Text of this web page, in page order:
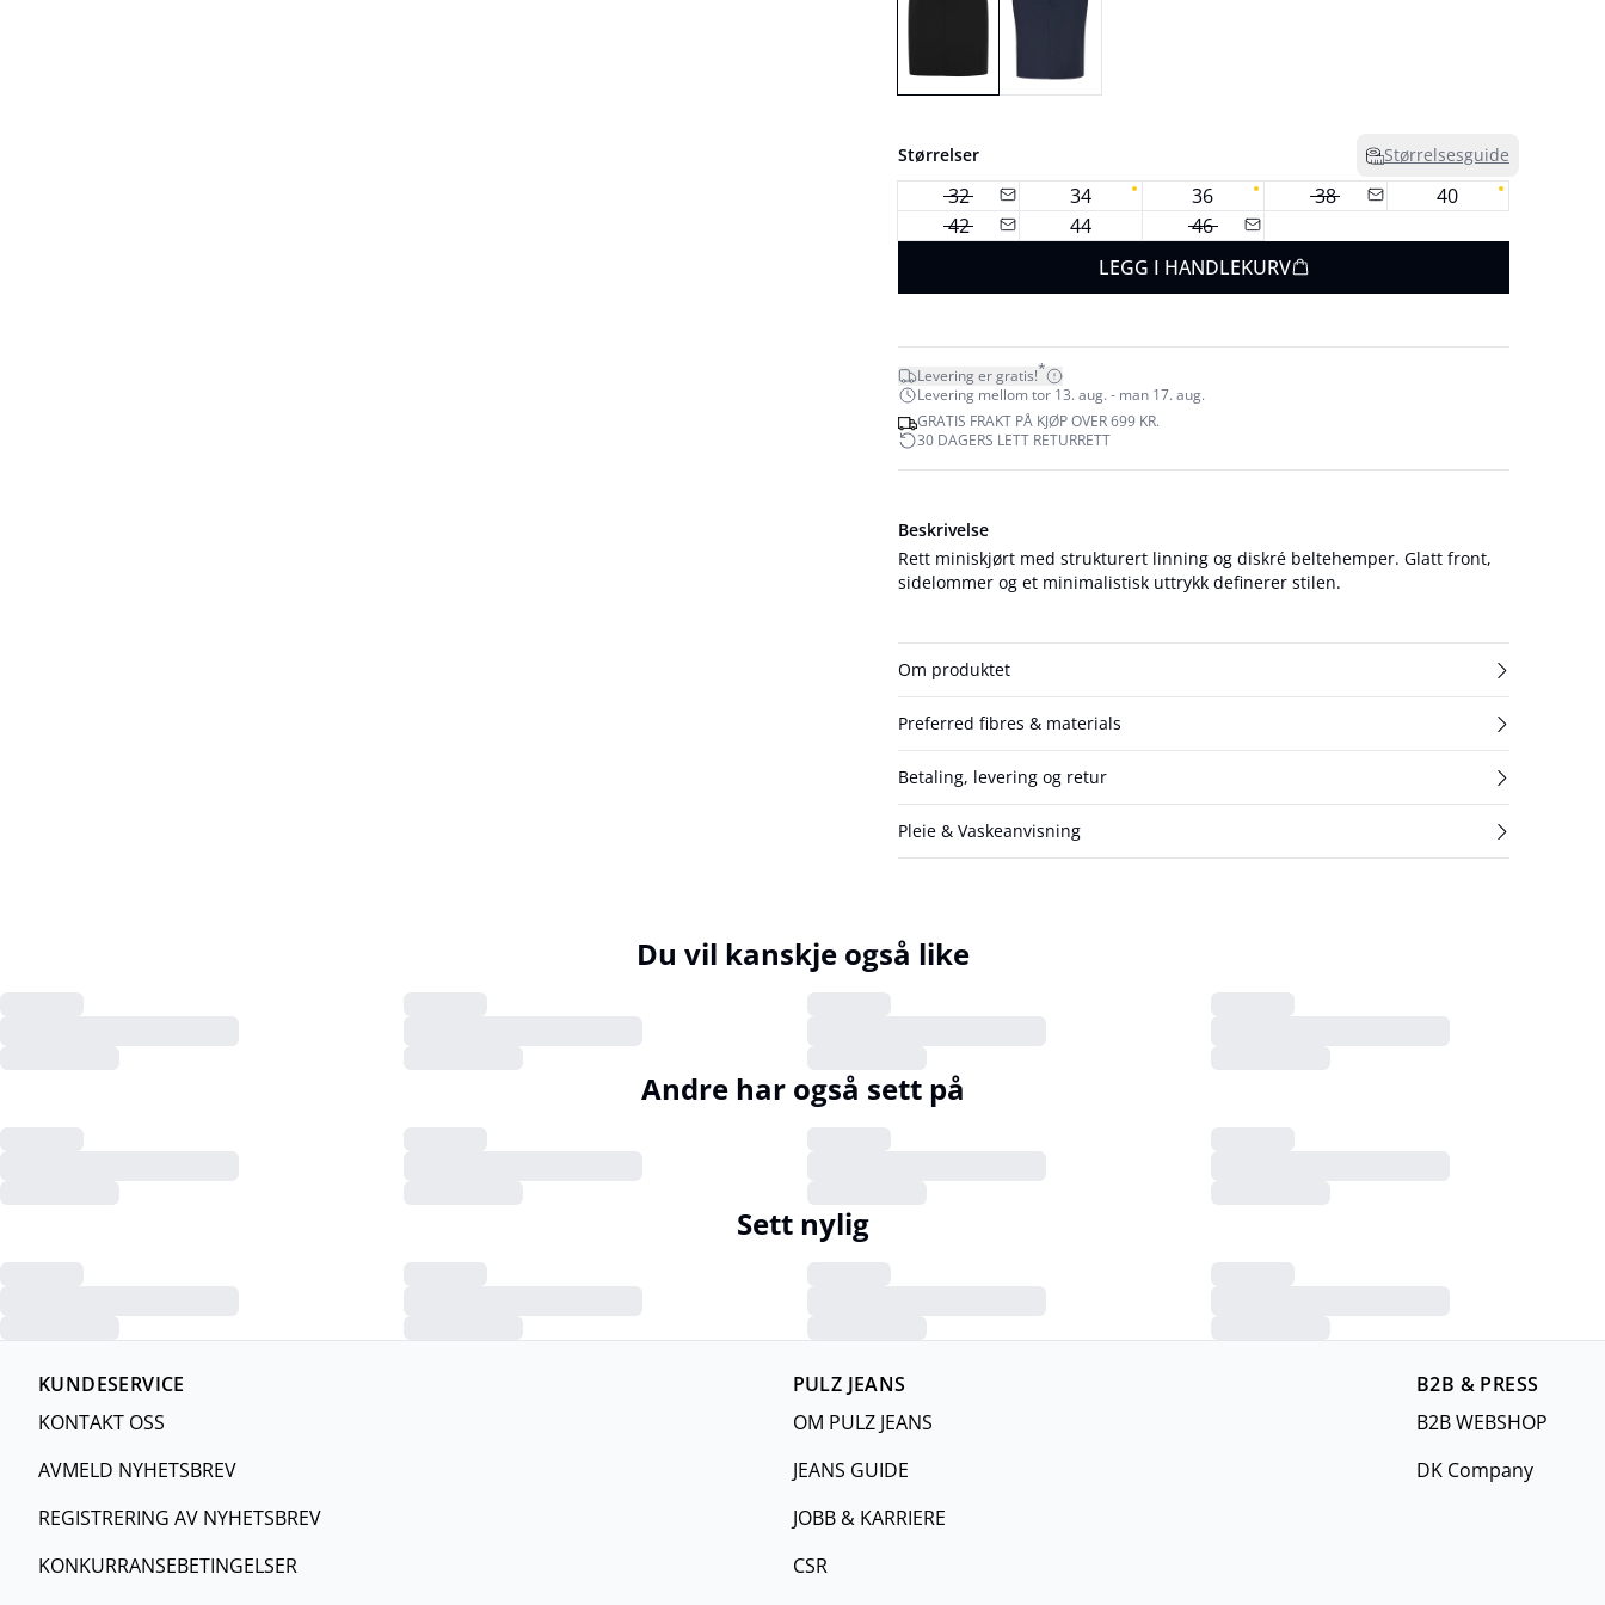
Størrelser Størrelsesguide
32 34 36 38
40
42
44
46
LEGG I HANDLEKURV
Levering er gratis!*
Levering mellom tor 13. aug. - man 17. aug.
GRATIS FRAKT PÅ KJØP OVER 699 KR.
30 DAGERS LETT RETURRETT
Beskrivelse
Rett miniskjørt med strukturert linning og diskré beltehemper. Glatt front,
sidelommer og et minimalistisk uttrykk definerer stilen.
Om produktet
Preferred fibres & materials
Betaling, levering og retur
Pleie & Vaskeanvisning
Du vil kanskje også like
Andre har også sett på
Sett nylig
KUNDESERVICE
KONTAKT OSS
AVMELD NYHETSBREV
REGISTRERING AV NYHETSBREV
KONKURRANSEBETINGELSER
PULZ JEANS
OM PULZ JEANS
JEANS GUIDE
JOBB & KARRIERE
CSR
B2B & PRESS
B2B WEBSHOP
DK Company